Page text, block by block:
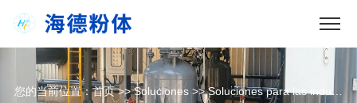
您的当前位置：首页>>Soluciones>>Soluciones para las industrias alimentaria y farmacéutica